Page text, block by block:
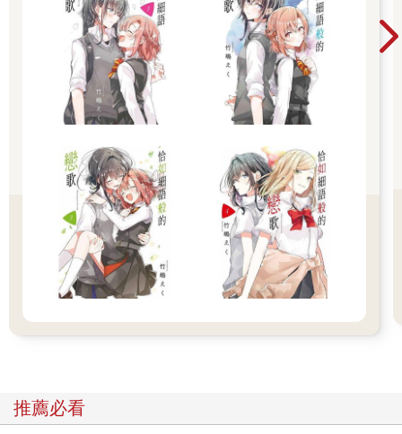
我做的是最重要的基本工作，比如確認必需品、提早做好遠征的
準備等等，換句話說，就是和攻掠副本沒有直接關係的雜事。
賢成啊，哥哥我全都會幫你準備好的，你用不著為這種事操心。
如我所料，我看見那小子滿意地看向我這裡。反正我的能力值和
攻擊力都比不上別人，在這種地方討好他也是很重要的。
我必須在他心中植入「這小子雖然很弱，但好像真的不能沒有
他」這樣的印象。
「你確認一下有沒有漏掉的裝備。白雪，妳的事情如果都做完
了，就去公會倉庫把我們租借的裝備拿過來……」
「好的，基英哥。」
「別忘了拿藝莉要用的弓箭。」
忙歸忙，重點是要讓自己看起來比實際上更忙。
這可是第一次遠征，我要先讓自己的角色定下來。
如果這支小隊的爸爸是金賢成，媽媽就是李基英――聽起來還不
和實際所做的事相比，我能收穫的東西更多，因為我的工作不過
「不用了，沒關係，基英先生。應該沒什麼問題吧。其他小隊可
能都在外面等我們了，我們也差不多該出發了。」
推薦必看